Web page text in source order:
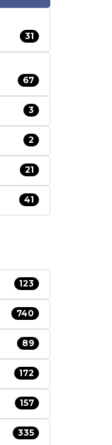
31
67
3
2
21
41
123
740
89
172
157
335